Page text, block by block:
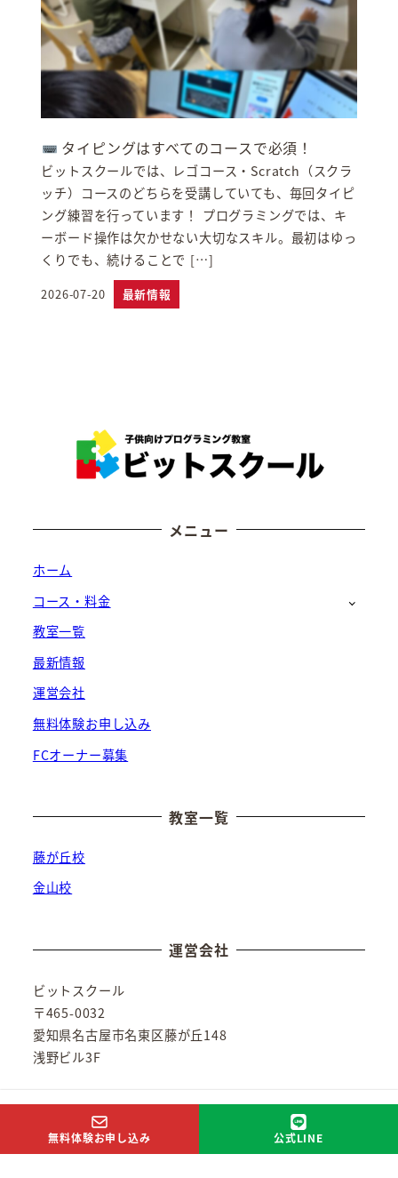
タイピングはすべてのコースで必須！
ビットスクールでは、レゴコース・Scratch（スクラ
ッチ）コースのどちらを受講していても、毎回タイピ
ング練習を行っています！ プログラミングでは、キ
ーボード操作は欠かせない大切なスキル。最初はゆっ
くりでも、続けることで […]
投稿日
2026-07-20 最新情報
メニュー
ホーム
コース・料金
教室一覧
最新情報
運営会社
無料体験お申し込み
FCオーナー募集
教室一覧
藤が丘校
金山校
運営会社
ビットスクール
〒465-0032
愛知県名古屋市名東区藤が丘148
浅野ビル3F
©ビットスクール2025
無料体験お申し込み 公式LINE